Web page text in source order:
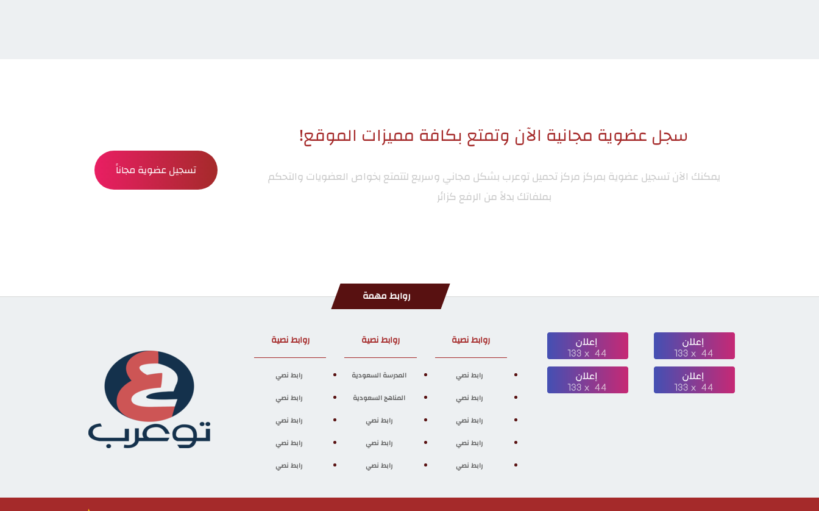
سجل عضوية مجانية الآن وتمتع بكافة مميزات الموقع!
يمكنك الآن تسجيل عضوية بمركزمركز تحميل توعرببشكل مجاني وسريع لتتمتع بخواص العضويات والتحكم
بملفاتك بدلاً من الرفع كزائر
تسجيل عضوية مجاناً
روابط مهمة
روابط نصية
رابط نصي
رابط نصي
رابط نصي
رابط نصي
رابط نصي
روابط نصية
المدرسة السعودية
المناهج السعودية
رابط نصي
رابط نصي
رابط نصي
روابط نصية
رابط نصي
رابط نصي
رابط نصي
رابط نصي
رابط نصي